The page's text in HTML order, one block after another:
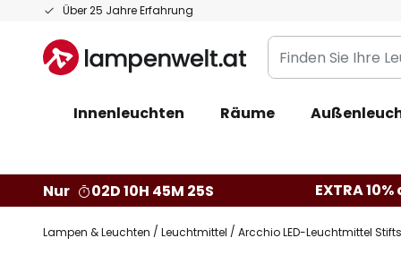
Über 25 Jahre Erfahrung
Zum
springen
Finden
Sie
Leuchte...
Innenleuchten Räume
Nur
02D 10H 45M 24S EXTRA
Lampen & Leuchten Leuchtmittel Arcchio LED-Leuchtmittel